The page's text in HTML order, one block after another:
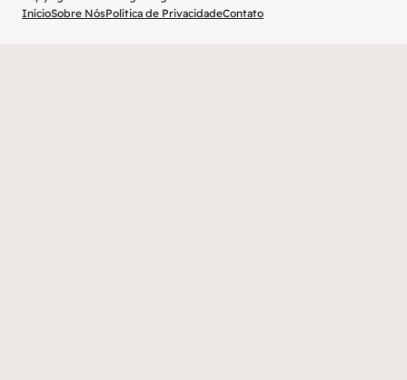
InícioSobre NósPolítica de PrivacidadeContato